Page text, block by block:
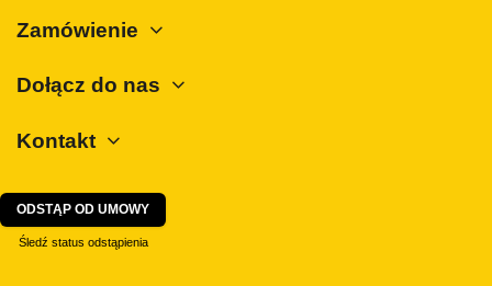
Volvo
Zamówienie
Dołącz do nas
Kontakt
ODSTĄP OD UMOWY
Śledź status odstąpienia